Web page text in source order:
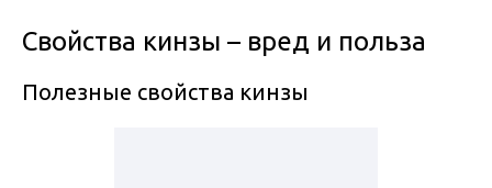
Свойства кинзы – вред и польза
Полезные свойства кинзы